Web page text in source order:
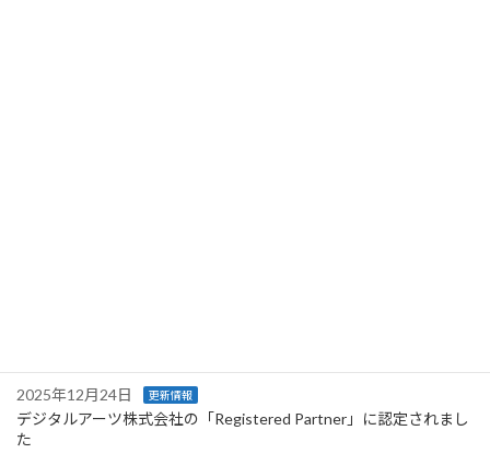
2025年12月24日 更新情報
デジタルアーツ株式会社の「Registered Partner」に認定されまし
た